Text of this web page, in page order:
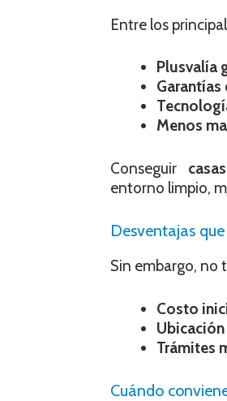
Entre los
Plusvalía
Menos
Conseguir
entorno limpio,
Desventajas
Sin embargo, no
Costo
Trámites
Cuándo